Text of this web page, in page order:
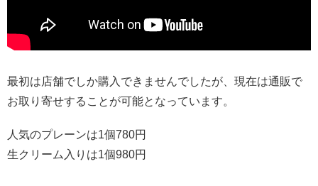
最初は店舗でしか購入できませんでしたが、現在は通販で
お取り寄せすることが可能となっています。
人気のプレーンは1個780円
生クリーム入りは1個980円